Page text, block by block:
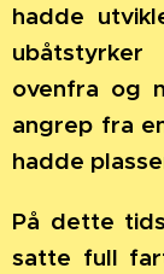
hadde
ovenfra og
angrep fra
hadde
På dette
satte full